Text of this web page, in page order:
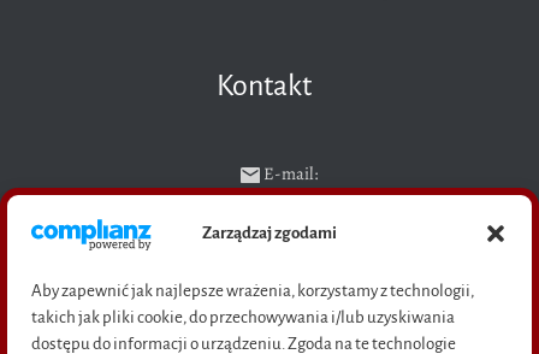
Zarządzaj zgodami
Aby zapewnić jak najlepsze wrażenia, korzystamy z technologii,
takich jak pliki cookie, do przechowywania i/lub uzyskiwania
dostępu do informacji o urządzeniu. Zgoda na te technologie
Kontakt
E-mail:
ksiegarnia@pwr.edu.pl
Telefon:
71 328 29 94 (sprzedaż książek)
Adres: pl. Grunwaldzki 11,